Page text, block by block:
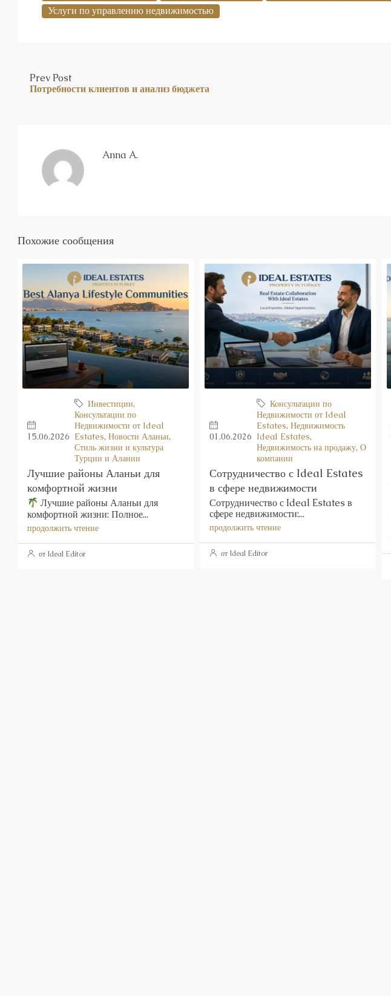
Услуги по управлению недвижимостью
Prev Post
Потребности клиентов и анализ бюджета
Anna A.
Похожие сообщения
15.06.2026
Инвестиции,
Консультации по
Недвижимости от Ideal
Estates, Новости Аланьи,
Стиль жизни и культура
Турции и Алании
Лучшие районы Аланьи для
комфортной жизни
Лучшие районы Аланьи для
комфортной жизни: Полное...
продолжить чтение
от Ideal Editor
01.06.2026
Консультации по
Недвижимости от Ideal
Estates, Недвижимость
Ideal Estates,
Недвижимость на продажу, О
компании
Сотрудничество с Ideal Estates
в сфере недвижимости
Сотрудничество с Ideal Estates в
сфере недвижимости:...
продолжить чтение
от Ideal Editor